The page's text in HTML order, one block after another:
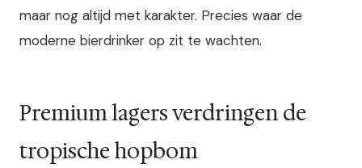
maar nog altijd met karakter. Precies waar de
moderne bierdrinker op zit te wachten.
Premium lagers verdringen de
tropische hopbom